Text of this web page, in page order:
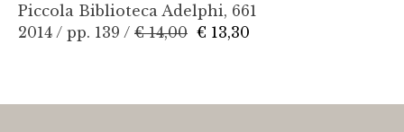
Piccola Biblioteca Adelphi, 661
2014 / pp. 139 / € 14,00 € 13,30